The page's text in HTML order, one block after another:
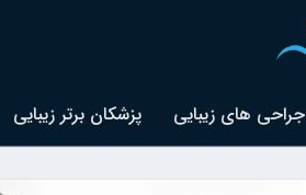
جراحی های زیبایی پزشکان برتر زیبایی